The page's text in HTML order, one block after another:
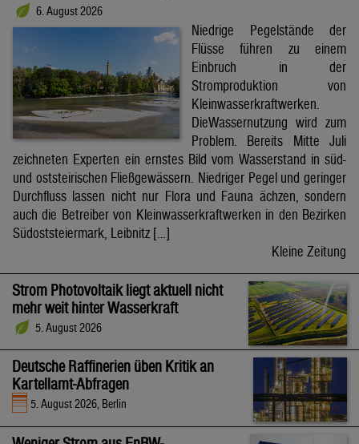
6. August 2026
Niedrige Pegelstände der
Flüsse führen zu einem
Einbruch in der
Stromproduktion von
Kleinwasserkraftwerken.
DieWassernutzung wird zum
Problem. Bereits Mitte Juli
zeichneten Experten ein ernstes Bild vom Wasserstand in süd-
und oststeirischen Fließgewässern. Niedriger Pegel und geringer
Durchfluss lassen nicht nur Flora und Fauna ächzen, sondern
auch die Betreiber von Kleinwasserkraftwerken in den Bezirken
Südoststeiermark, Leibnitz […]
Kleine Zeitung
Strom Photovoltaik liegt aktuell nicht
mehr weit hinter Wasserkraft
5. August 2026
Deutsche Raffinerien üben Kritik an
Kartellamt-Abfragen
5. August 2026, Berlin